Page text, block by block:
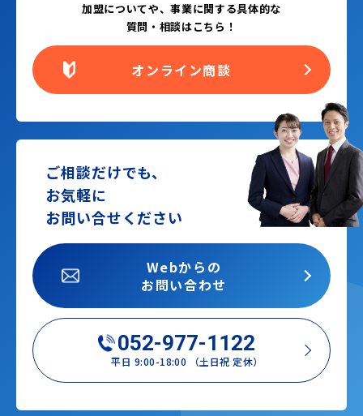
加盟についてや、事業に関する具体的な
質問・相談はこちら！
オンライン商談
ご相談だけでも、
お気軽に
お問い合せください
052-977-1122
平日 9:00-18:00 （土日祝 定休）
Webからの
お問い合わせ